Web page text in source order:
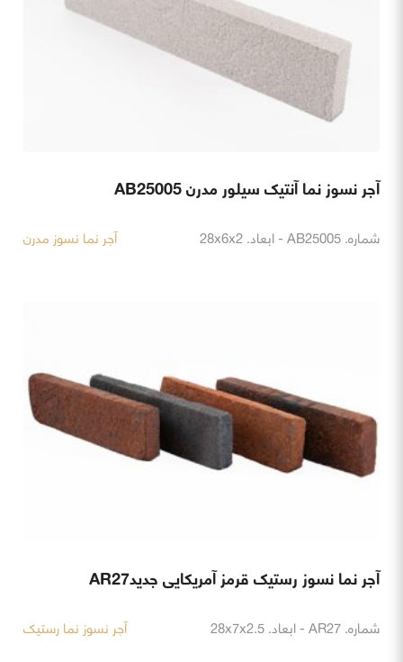
آجر نسوز نما آنتیک سیلور مدرن AB25005
شماره. AB25005 - ابعاد. 28x6x2 آجر نما نسوز مدرن
آجر نما نسوز رستیک قرمز آمریکایی جدیدAR27
شماره. AR27 - ابعاد. 28x7x2.5 آجر نسوز نما رستیک